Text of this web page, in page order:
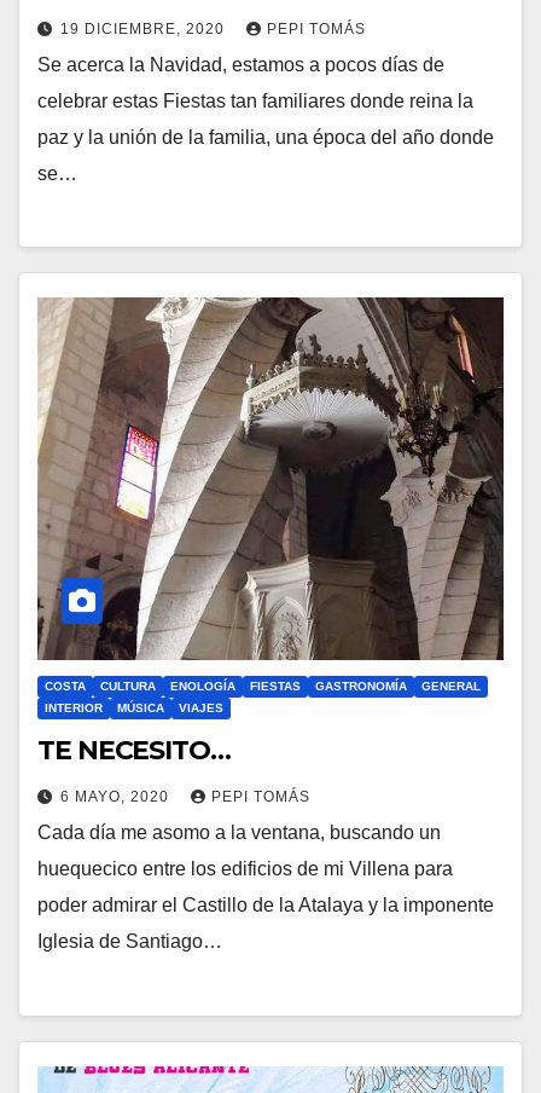
19 DICIEMBRE, 2020 PEPI TOMÁS
Se acerca la Navidad, estamos a pocos días de
celebrar estas Fiestas tan familiares donde reina la
paz y la unión de la familia, una época del año donde
se…
COSTA CULTURA ENOLOGÍA FIESTAS GASTRONOMÍA
GENERAL
INTERIOR
MÚSICA VIAJES
TE NECESITO…
6 MAYO, 2020 PEPI TOMÁS
Cada día me asomo a la ventana, buscando un
huequecico entre los edificios de mi Villena para
poder admirar el Castillo de la Atalaya y la imponente
Iglesia de Santiago…